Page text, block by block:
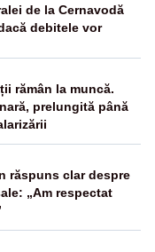
de la Cernavodă
debitele vor
rămân la muncă.
prelungită până
răspuns clar despre
„Am respectat